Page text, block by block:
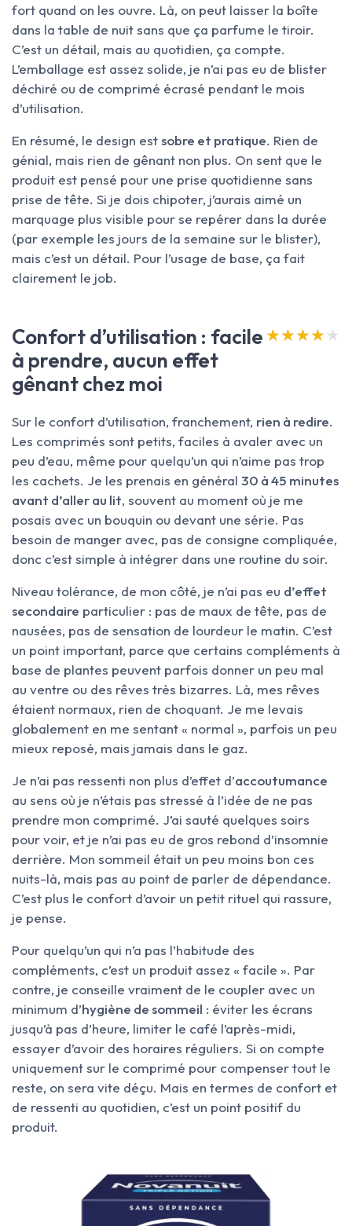
fort quand on les ouvre. Là, on peut laisser la boîte
dans la table de nuit sans que ça parfume le tiroir.
C’est un détail, mais au quotidien, ça compte.
L’emballage est assez solide, je n’ai pas eu de blister
déchiré ou de comprimé écrasé pendant le mois
d’utilisation.
En résumé, le design estsobre et pratique. Rien de
génial, mais rien de gênant non plus. On sent que le
produit est pensé pour une prise quotidienne sans
prise de tête. Si je dois chipoter, j’aurais aimé un
marquage plus visible pour se repérer dans la durée
(par exemple les jours de la semaine sur le blister),
mais c’est un détail. Pour l’usage de base, ça fait
clairement le job.
Confort d’utilisation : facile
à prendre, aucun effet
gênant chez moi
★★★★★
★★★★★
Sur le confort d’utilisation, franchement, rien à redire.
Les comprimés sont petits, faciles à avaler avec un
peu d’eau, même pour quelqu’un qui n’aime pas trop
les cachets. Je les prenais en général 30 à 45 minutes
avant d’aller au lit, souvent au moment où je me
posais avec un bouquin ou devant une série. Pas
besoin de manger avec, pas de consigne compliquée,
donc c’est simple à intégrer dans une routine du soir.
Niveau tolérance, de mon côté, je n’ai pas eu d’effet
secondaire particulier : pas de maux de tête, pas de
nausées, pas de sensation de lourdeur le matin. C’est
un point important, parce que certains compléments à
base de plantes peuvent parfois donner un peu mal
au ventre ou des rêves très bizarres. Là, mes rêves
étaient normaux, rien de choquant. Je me levais
globalement en me sentant « normal », parfois un peu
mieux reposé, mais jamais dans le gaz.
Je n’ai pas ressenti non plus d’effet d’accoutumance
au sens où je n’étais pas stressé à l’idée de ne pas
prendre mon comprimé. J’ai sauté quelques soirs
pour voir, et je n’ai pas eu de gros rebond d’insomnie
derrière. Mon sommeil était un peu moins bon ces
nuits-là, mais pas au point de parler de dépendance.
C’est plus le confort d’avoir un petit rituel qui rassure,
je pense.
Pour quelqu’un qui n’a pas l’habitude des
compléments, c’est un produit assez « facile ». Par
contre, je conseille vraiment de le coupler avec un
minimum d’hygiène de sommeil : éviter les écrans
jusqu’à pas d’heure, limiter le café l’après-midi,
essayer d’avoir des horaires réguliers. Si on compte
uniquement sur le comprimé pour compenser tout le
reste, on sera vite déçu. Mais en termes de confort et
de ressenti au quotidien, c’est un point positif du
produit.